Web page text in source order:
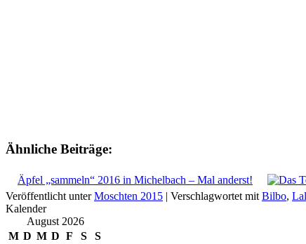
Ähnliche Beiträge:
Äpfel „sammeln“ 2016 in Michelbach – Mal anderst!
Veröffentlicht unter Moschten 2015 | Verschlagwortet mit Bilbo,
Kalender
August 2026
M D M D F S S